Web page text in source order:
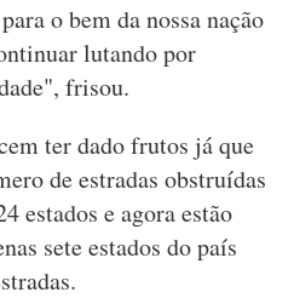
o bem da nossa nação
lutando por
frisou.
ter dado frutos já que
de estradas obstruídas
estados e agora estão
sete estados do país